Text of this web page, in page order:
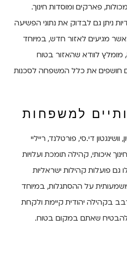
פארקים ומוסדות חינוך.
ניתן גם לבדוק את נתוני הפשיעה
מגיעים לאזור חדש, במיוחד
לוודא שהאזור בטוח
חושפים את כלל המשפחה לסכנות
למשפחות
די.סי, פורטלנד, רייליי
איכותי, קהילה תומכת ועלויות
גם פועלות קהילות ישראליות
על ההסתגלות, במיוחד
בקהילה יהודית קיימת ולקחת
להבטיח שאתם במקום בטוח.